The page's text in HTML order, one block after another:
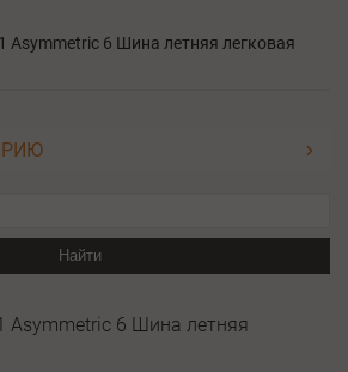
Asymmetric 6 Шина летняя легковая
Найти
Asymmetric 6 Шина летняя